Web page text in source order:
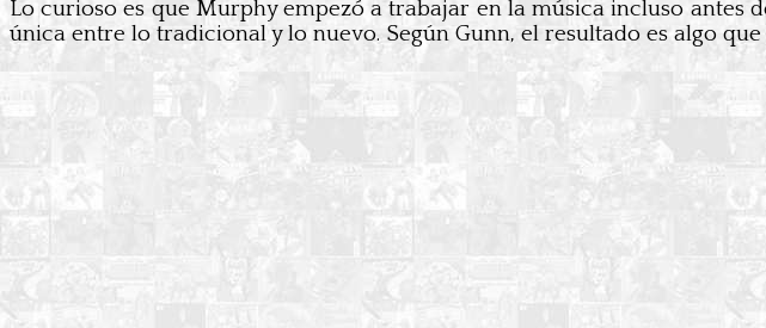
Lo curioso es que Murphy empezó a trabajar en la música incluso
única entre lo tradicional y lo nuevo. Según Gunn, el resultado es algo